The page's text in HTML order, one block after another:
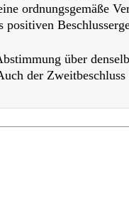
ordnungsgemäße
über
der Zweitbeschluss